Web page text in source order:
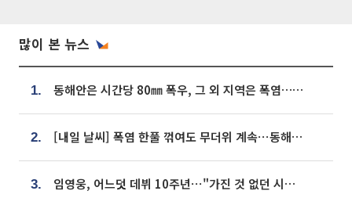
많이 본 뉴스
1. 동해안은 시간당 80㎜ 폭우, 그 외 지역은 폭염…‘극과 극 날씨’
2. [내일 날씨] 폭염 한풀 꺾여도 무더위 계속⋯동해안 이틀 연속 비
3. 임영웅, 어느덧 데뷔 10주년⋯"가진 것 없던 시절, 내 앞엔 20명의 팬뿐"